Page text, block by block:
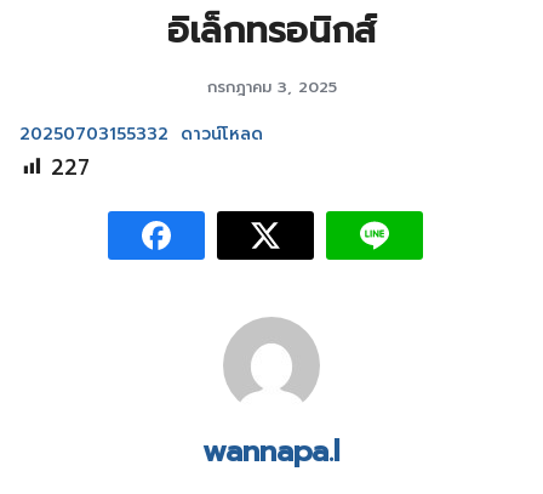
อิเล็กทรอนิกส์
กรกฎาคม 3, 2025
20250703155332 ดาวน์โหลด
227
wannapa.l